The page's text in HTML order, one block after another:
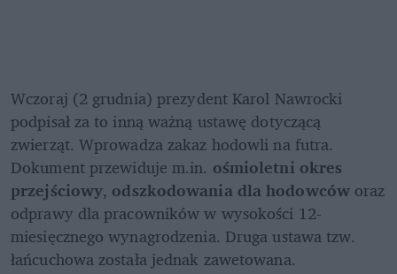
Wczoraj (2 grudnia) prezydent Karol Nawrocki
podpisał za to inną ważną ustawę dotyczącą
zwierząt. Wprowadza zakaz hodowli na futra.
Dokument przewiduje m.in. ośmioletni okres
przejściowy, odszkodowania dla hodowców oraz
odprawy dla pracowników w wysokości 12-
miesięcznego wynagrodzenia. Druga ustawa tzw.
łańcuchowa została jednak zawetowana.